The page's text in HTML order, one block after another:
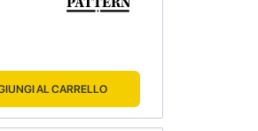
AL CARRELLO